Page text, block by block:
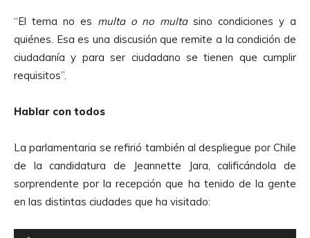
o
r
d
A
d
i
o
“El tema no es multa o no multasino condiciones y a
quiénes. Esa es una discusión que remite a la condición de
ciudadanía y para ser ciudadano se tienen que cumplir
requisitos”.
Hablar con todos
La parlamentaria se refirió también al despliegue por Chile
de la candidatura de Jeannette Jara, calificándola de
sorprendente por la recepción que ha tenido de la gente
en las distintas ciudades que ha visitado: